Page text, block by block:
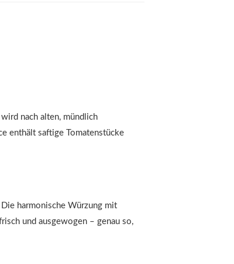
nach alten, mündlich
enthält saftige Tomatenstücke
harmonische Würzung mit
und ausgewogen – genau so,